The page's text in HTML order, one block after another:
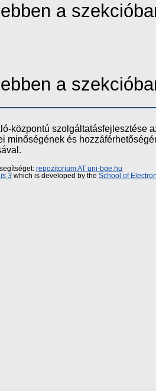
a
a
központú szolgáltatásfejlesztése
minőségének és
repozitorium AT uni-bge.hu
3 which is developed by the School of